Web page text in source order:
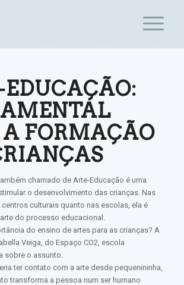
FORMAÇÃO
chamado de Arte-Educação é uma
o desenvolvimento das crianças. Nas
culturais quanto nas escolas, ela é
do processo educacional.
do ensino de artes para as crianças? A
Veiga, do Espaço CO2, escola
sobre o assunto:
ter contato com a arte desde pequenininha,
transforma a pessoa num ser humano